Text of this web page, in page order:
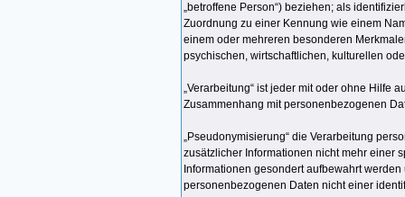
„betroffene Person“) beziehen; als
Zuordnung zu einer Kennung wie einem
einem oder mehreren besonderen
psychischen, wirtschaftlichen, kulturellen
„Verarbeitung“ ist jeder mit oder ohne Hilfe
Zusammenhang mit personenbezogenen
„Pseudonymisierung“ die Verarbeitung
zusätzlicher Informationen nicht mehr einer
Informationen gesondert aufbewahrt
personenbezogenen Daten nicht einer